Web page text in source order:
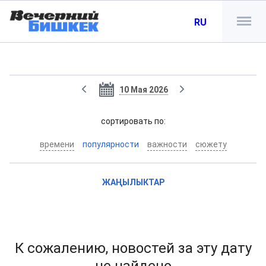
RU
10 Мая 2026
cортировать по:
времени популярности важности сюжету
ЖАҢЫЛЫКТАР
К сожалению, новостей за эту дату